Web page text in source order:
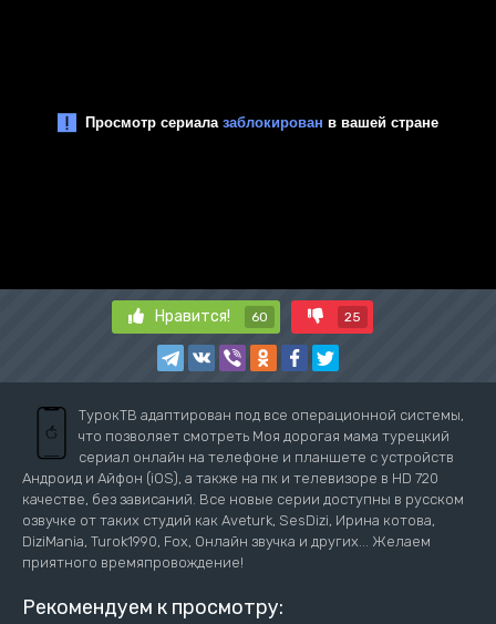
Нравится! 60 25
ТурокТВ адаптирован под все операционной системы,
что позволяет смотреть Моя дорогая мама турецкий
сериал онлайн на телефоне и планшете с устройств
Андроид и Айфон (iOS), а также на пк и телевизоре в HD 720
качестве, без зависаний. Все новые серии доступны в русском
озвучке от таких студий как Aveturk, SesDizi, Ирина котова,
DiziMania, Turok1990, Fox, Онлайн звучка и других... Желаем
приятного времяпровождение!
Рекомендуем к просмотру: